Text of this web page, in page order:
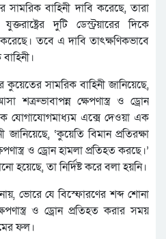
বাহিনী দাবি করেছে, তারা
দুটি ডেস্ট্রয়ারের দিকে
করেছে। তবে এ দাবি তাৎক্ষণিকভাবে
সামরিক বাহিনী জানিয়েছে,
শত্রুভাবাপন্ন ক্ষেপণাস্ত্র ও ড্রোন
যোগাযোগমাধ্যম এক্সে দেওয়া এক
জানিয়েছে, ‘কুয়েতি বিমান প্রতিরক্ষা
ও ড্রোন হামলা প্রতিহত করছে।’
হয়েছে, তা নির্দিষ্ট করে বলা হয়নি।
ভোরে যে বিস্ফোরণের শব্দ শোনা
ও ড্রোন প্রতিহত করার সময়
ফল।